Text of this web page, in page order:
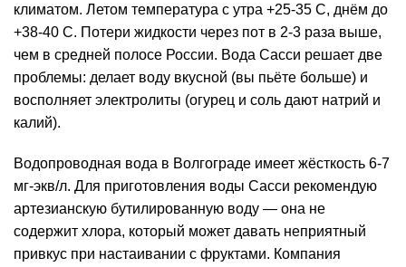
климатом. Летом температура с утра +25-35 C, днём до
+38-40 C. Потери жидкости через пот в 2-3 раза выше,
чем в средней полосе России. Вода Сасси решает две
проблемы: делает воду вкусной (вы пьёте больше) и
восполняет электролиты (огурец и соль дают натрий и
калий).
Водопроводная вода в Волгограде имеет жёсткость 6-7
мг-экв/л. Для приготовления воды Сасси рекомендую
артезианскую бутилированную воду — она не
содержит хлора, который может давать неприятный
привкус при настаивании с фруктами. Компания